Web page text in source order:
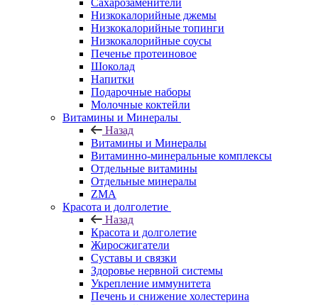
Сахарозаменители
Низкокалорийные джемы
Низкокалорийные топинги
Низкокалорийные соусы
Печенье протеиновое
Шоколад
Напитки
Подарочные наборы
Молочные коктейли
Витамины и Минералы
Назад
Витамины и Минералы
Витаминно-минеральные комплексы
Отдельные витамины
Отдельные минералы
ZMA
Красота и долголетие
Назад
Красота и долголетие
Жиросжигатели
Суставы и связки
Здоровье нервной системы
Укрепление иммунитета
Печень и снижение холестерина